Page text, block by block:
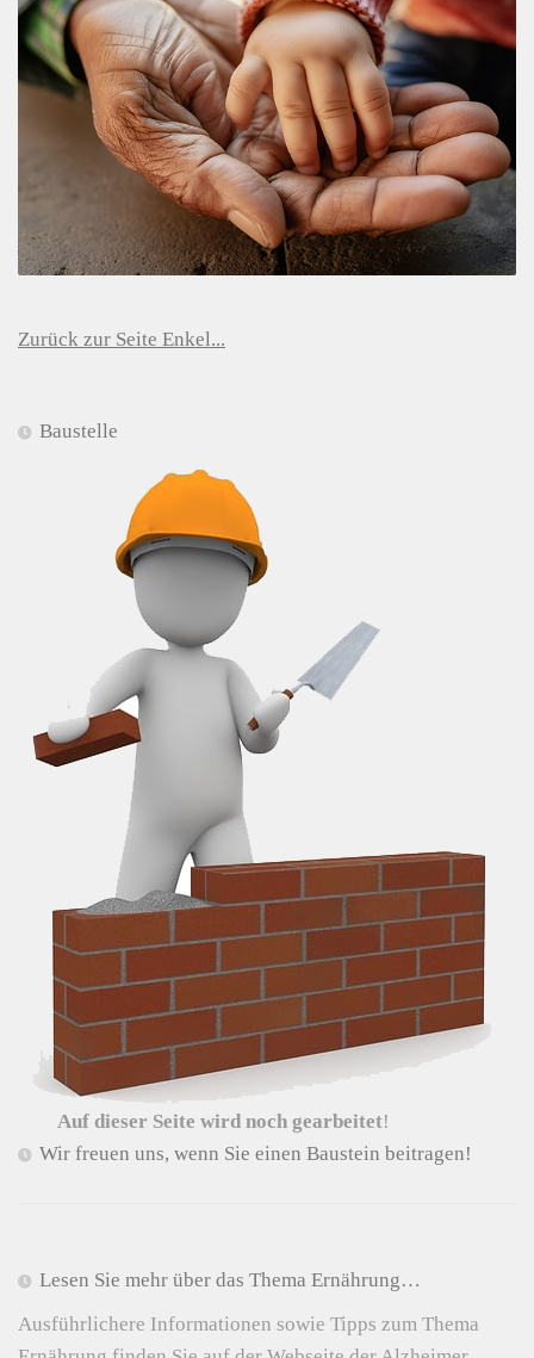
Zurück zur Seite Enkel...
Baustelle
Auf dieser Seite wird noch gearbeitet!
Wir freuen uns, wenn Sie einen Baustein beitragen!
Lesen Sie mehr über das Thema Ernährung…
Ausführlichere Informationen sowie Tipps zum Thema